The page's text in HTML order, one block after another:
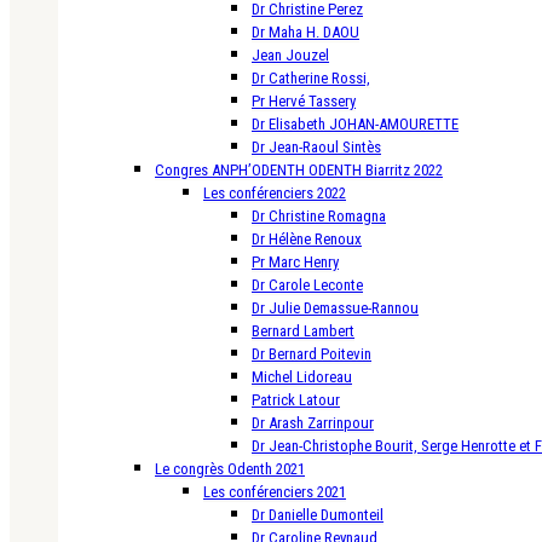
Dr Christine Perez
Dr Maha H. DAOU
Jean Jouzel
Dr Catherine Rossi,
Pr Hervé Tassery
Dr Elisabeth JOHAN-AMOURETTE
Dr Jean-Raoul Sintès
Congres ANPH’ODENTH ODENTH Biarritz 2022
Les conférenciers 2022
Dr Christine Romagna
Dr Hélène Renoux
Pr Marc Henry
Dr Carole Leconte
Dr Julie Demassue-Rannou
Bernard Lambert
Dr Bernard Poitevin
Michel Lidoreau
Patrick Latour
Dr Arash Zarrinpour
Dr Jean-Christophe Bourit, Serge Henrotte et
Le congrès Odenth 2021
Les conférenciers 2021
Dr Danielle Dumonteil
Dr Caroline Reynaud